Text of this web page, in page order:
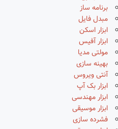
برنامه ساز
مبدل فایل
ابزار اسکن
ابزار آفیس
مولتی مدیا
بهینه سازی
آنتی ویروس
ابزار بک آپ
ابزار مهندسی
ابزار موسیقی
فشرده سازی